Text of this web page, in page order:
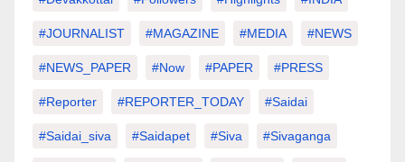
#JOURNALIST #MAGAZINE #MEDIA #NEWS
#NEWS_PAPER #Now #PAPER #PRESS
#Reporter #REPORTER_TODAY #saidai
#saidai_siva #saidapet #Siva #Sivaganga